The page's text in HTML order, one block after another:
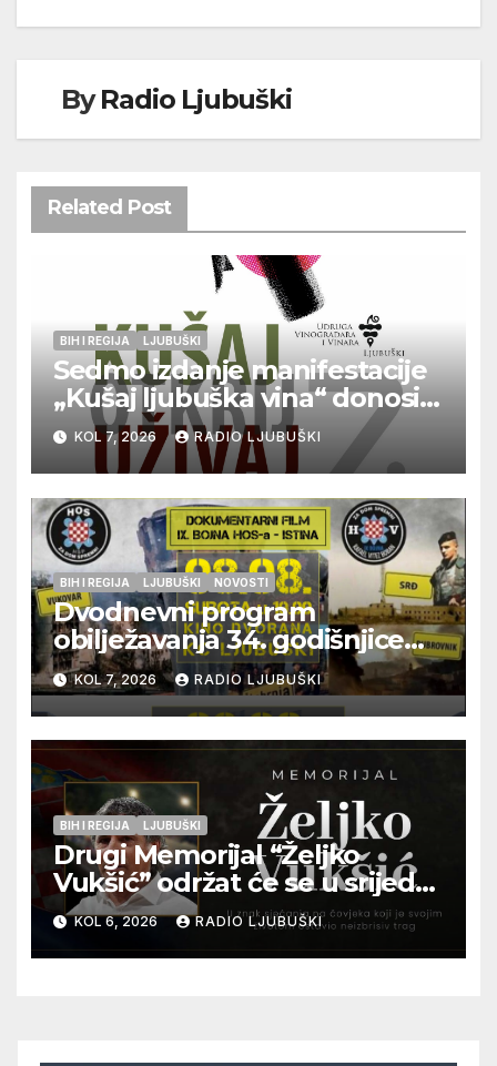
ByRadio Ljubuški
Related Post
BIH I REGIJA LJUBUŠKI
Sedmo izdanje manifestacije
„Kušaj ljubuška vina“ donosi
vrhunska vina, gastronomiju i
glazbu
KOL 7, 2026 RADIO LJUBUŠKI
BIH I REGIJA LJUBUŠKI NOVOSTI
Dvodnevni program
obilježavanja 34. godišnjice
pogibije generala Blaža
Kraljevića i osmorice
pripadnika HOS-a
KOL 7, 2026 RADIO LJUBUŠKI
BIH I REGIJA LJUBUŠKI
Drugi Memorijal “Željko
Vukšić” održat će se u srijedu
12. kolovoza u Otoku
KOL 6, 2026 RADIO LJUBUŠKI